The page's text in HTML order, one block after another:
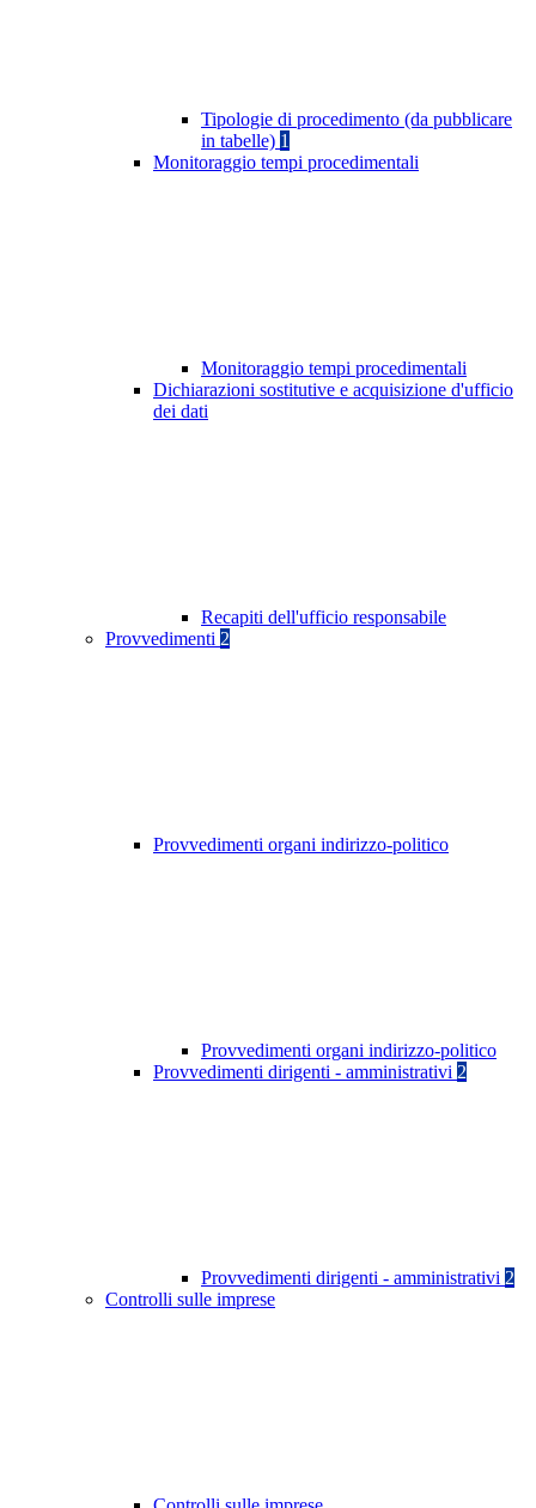
Tipologie di procedimento (da pubblicare
in tabelle) 1
Monitoraggio tempi procedimentali
Monitoraggio tempi procedimentali
Dichiarazioni sostitutive e acquisizione d'ufficio
dei dati
Recapiti dell'ufficio responsabile
Provvedimenti 2
Provvedimenti organi indirizzo-politico
Provvedimenti organi indirizzo-politico
Provvedimenti dirigenti - amministrativi 2
Provvedimenti dirigenti - amministrativi 2
Controlli sulle imprese